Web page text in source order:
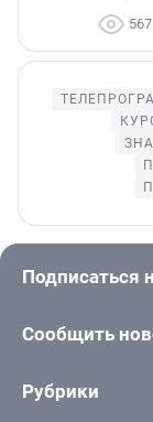
567
Подписаться
Сообщить
Рубрики